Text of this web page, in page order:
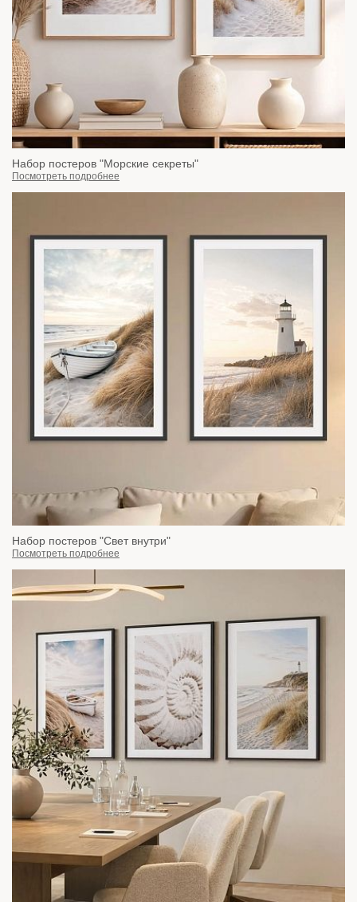
Набор постеров "Морские секреты"
Посмотреть подробнее
Набор постеров "Свет внутри"
Посмотреть подробнее